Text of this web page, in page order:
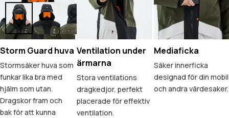
Storm Guard huva
Stormsäker huva som
funkar lika bra med
hjälm som utan.
Dragskor fram och
bak för att kunna
Ventilation under
ärmarna
Stora ventilations
dragkedjor, perfekt
placerade för effektiv
ventilation.
Mediaficka
Säker innerficka
designad för din mobil
och andra värdesaker.